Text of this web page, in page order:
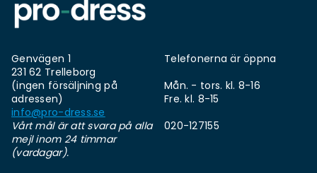
Genvägen 1
231 62 Trelleborg
(ingen försäljning på
adressen)
info@pro-dress.se
Vårt mål är att svara på alla
mejl inom 24 timmar
(vardagar).
Telefonerna är öppna
Mån. - tors. kl. 8-16
Fre. kl. 8-15
020-127155